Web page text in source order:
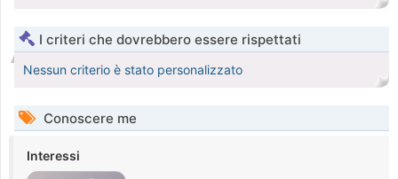
I criteri che dovrebbero essere rispettati
Nessun criterio è stato personalizzato
Conoscere me
Interessi